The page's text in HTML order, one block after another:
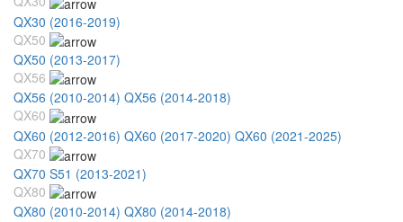
QX30 (2016-2019)
QX50
QX50 (2013-2017)
QX56
QX56 (2010-2014) QX56 (2014-2018)
QX60
QX60 (2012-2016) QX60 (2017-2020) QX60 (2021-2025)
QX70
QX70 S51 (2013-2021)
QX80
QX80 (2010-2014) QX80 (2014-2018)